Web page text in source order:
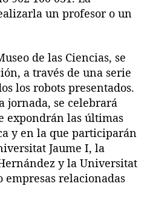
un profesor o un
de las Ciencias, se
a través de una serie
los robots presentados.
jornada, se celebrará
expondrán las últimas
y en la que participarán
Jaume I, la
y la Universitat
empresas relacionadas